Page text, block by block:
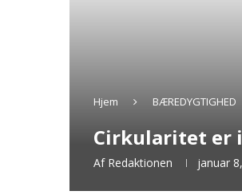
Hjem BÆREDYGTIGHED
Cirkularitet er
Af Redaktionen januar